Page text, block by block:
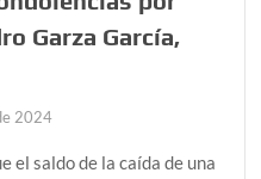
Garza García,
2024
el saldo de la caída de una